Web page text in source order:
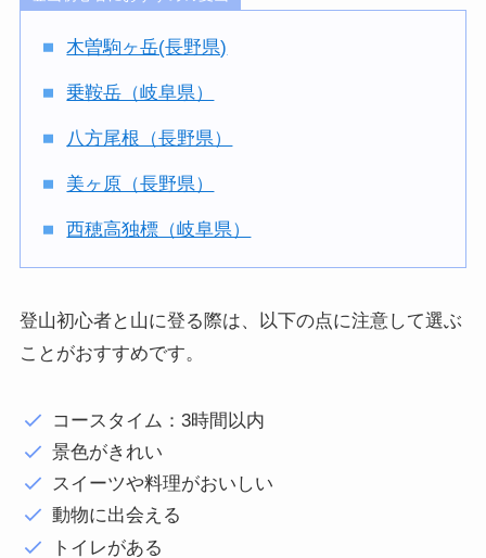
木曽駒ヶ岳(長野県)
乗鞍岳（岐阜県）
八方尾根（長野県）
美ヶ原（長野県）
西穂高独標（岐阜県）
登山初心者と山に登る際は、以下の点に注意して選ぶ
ことがおすすめです。
コースタイム：3時間以内
景色がきれい
スイーツや料理がおいしい
動物に出会える
トイレがある